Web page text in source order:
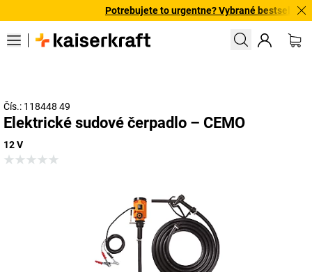
Potrebujete to urgentne? Vybrané bestsellery
Čís.: 118448 49
Elektrické sudové čerpadlo – CEMO
12 V